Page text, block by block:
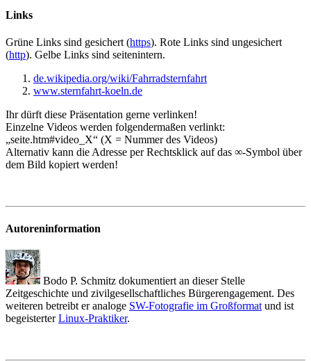
Links
Grüne Links sind gesichert (https). Rote Links sind ungesichert
(http). Gelbe Links sind seitenintern.
de.wikipedia.org/wiki/Fahrradsternfahrt
www.sternfahrt-koeln.de
Ihr dürft diese Präsentation gerne verlinken!
Einzelne Videos werden folgendermaßen verlinkt:
„seite.htm#video_X“ (X = Nummer des Videos)
Alternativ kann die Adresse per Rechtsklick auf das ∞-Symbol über
dem Bild kopiert werden!
Autoreninformation
Bodo P. Schmitz dokumentiert an dieser Stelle
Zeitgeschichte und zivilgesellschaftliches Bürgerengagement. Des
weiteren betreibt er analoge SW-Fotografie im Großformat und ist
begeisterterLinux-Praktiker.